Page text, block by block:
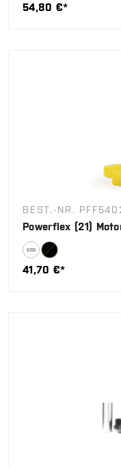
54,80 €*
BEST.-NR.
Powerflex (21)
41,70 €*